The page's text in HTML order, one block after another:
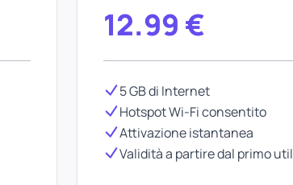
12.99 €
5 GB di Internet
Hotspot Wi-Fi consentito
Attivazione istantanea
Validità a partire dal primo